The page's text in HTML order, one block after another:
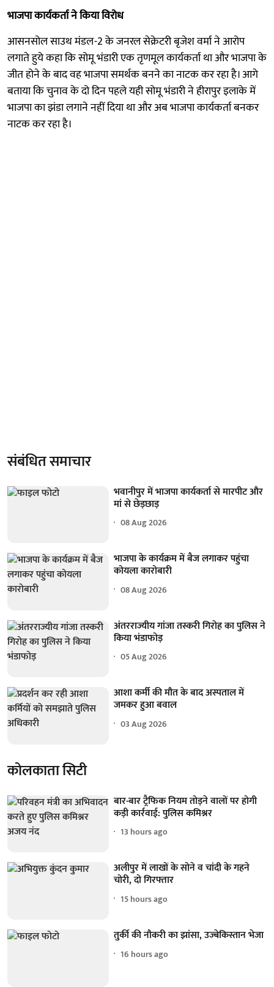
भाजपा कार्यकर्ता ने किया विरोध
आसनसोल साउथ मंडल-2 के जनरल सेक्रेटरी बृजेश वर्मा ने आरोप
लगाते हुये कहा कि सोमू भंडारी एक तृणमूल कार्यकर्ता था और भाजपा के
जीत होने के बाद वह भाजपा समर्थक बनने का नाटक कर रहा है। आगे
बताया कि चुनाव के दो दिन पहले यही सोमू भंडारी ने हीरापुर इलाके में
भाजपा का झंडा लगाने नहीं दिया था और अब भाजपा कार्यकर्ता बनकर
नाटक कर रहा है।
संबंधित समाचार
भवानीपुर में भाजपा कार्यकर्ता से मारपीट और
मां से छेड़छाड़
08 Aug 2026
भाजपा के कार्यक्रम में बैज लगाकर पहुंचा
कोयला कारोबारी
08 Aug 2026
अंतरराज्यीय गांजा तस्करी गिरोह का पुलिस ने
किया भंडाफोड़
05 Aug 2026
आशा कर्मी की मौत के बाद अस्पताल में
जमकर हुआ बवाल
03 Aug 2026
कोलकाता सिटी
बार-बार ट्रैफिक नियम तोड़ने वालों पर होगी
कड़ी कार्रवाई: पुलिस कमिश्नर
13 hours ago
अलीपुर में लाखों के सोने व चांदी के गहने
चोरी, दो गिरफ्तार
15 hours ago
तुर्की की नौकरी का झांसा, उज्बेकिस्तान भेजा
16 hours ago